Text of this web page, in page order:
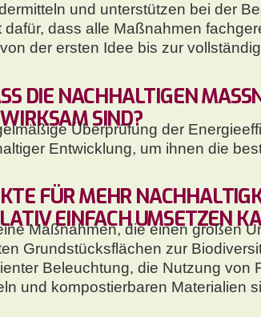
und unterstützen bei der
dass alle Maßnahmen
der ersten Idee bis zur
DIE NACHHALTIGEN
SIND?
Überprüfung der
Entwicklung, um ihnen die
FÜR MEHR
EINFACH UMSETZEN
Maßnahmen, die einen großen
Grundstücksflächen zur
Beleuchtung, die Nutzung
und kompostierbaren Materialien